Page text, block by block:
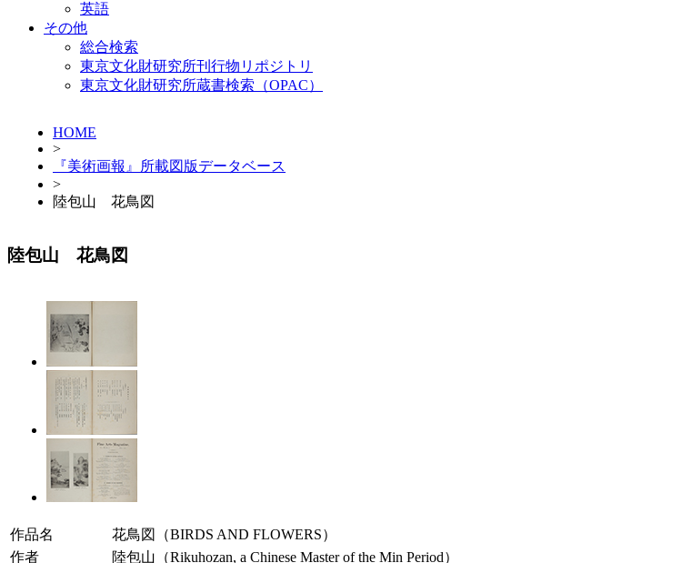
英語
その他
総合検索
東京文化財研究所刊行物リポジトリ
東京文化財研究所蔵書検索（OPAC）
HOME
>
『美術画報』所載図版データベース
>
陸包山 花鳥図
陸包山 花鳥図
作品名
花鳥図（BIRDS AND FLOWERS）
作者
陸包山（Rikuhozan, a Chinese Master of the Min Period）